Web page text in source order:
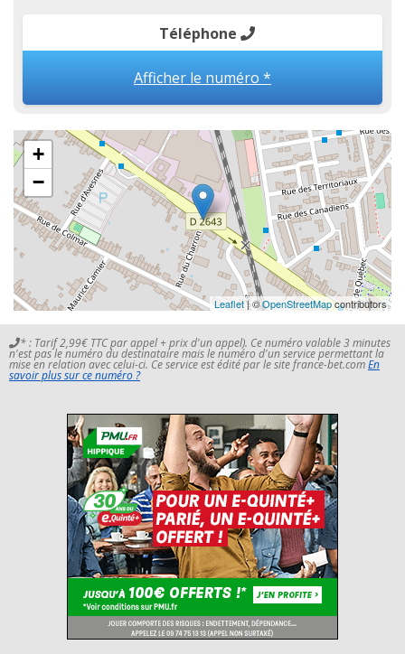
Téléphone
Afficher le numéro *
+
−
Leaflet| ©OpenStreetMapcontributors
* : Tarif 2,99€ TTC par appel + prix d'un appel). Ce numéro valable 3 minutes
n'est pas le numéro du destinataire mais le numéro d'un service permettant la
mise en relation avec celui-ci. Ce service est édité par le site france-bet.comEn
savoir plus sur ce numéro ?